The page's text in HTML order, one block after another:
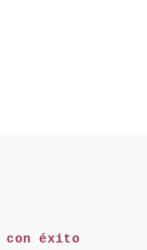
con éxito